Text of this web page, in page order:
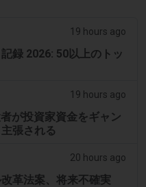
19 hours ago
録 2026: 50以上のトッ
19 hours ago
が投資家資金をギャン
張される
20 hours ago
革法案、将来不確実